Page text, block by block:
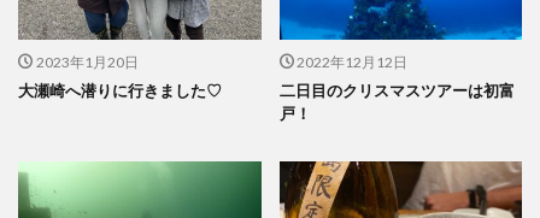
2023年1月20日
大瀬崎へ潜りに行きました♡
2022年12月12日
二日目のクリスマスツアーは初富
戸！